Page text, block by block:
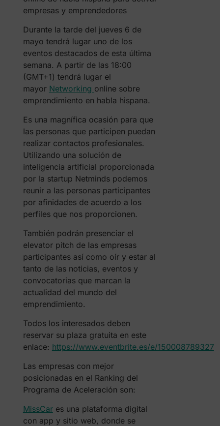
empresas y emprendedores
Durante la tarde del jueves 6 de
mayo tendrá lugar uno de los
eventos destacados de esta última
semana. A partir de las 18:00
(GMT+1) tendrá lugar el
mayor Networking online sobre
emprendimiento en habla hispana.
Es una magnífica ocasión para que
las personas que participen puedan
realizar contactos profesionales.
Utilizando una solución de
inteligencia artificial proporcionada
por la startup Netminds podemos
reunir a las personas participantes
por afinidades de acuerdo a los
perfiles que nos proporcionen.
También podrán presenciar el
elevator pitch de las empresas
participantes así como oír y estar al
tanto de las noticias, eventos y
convocatorias que marcan la
actualidad del mundo del
emprendimiento.
Todos los interesados deben
reservar su plaza gratuita en este
enlace: https://www.eventbrite.es/e/150008789327
Las empresas con mejor
posicionadas en el Ranking del
Programa de Aceleración son:
MissCares una plataforma digital
con app y sitio web, donde se